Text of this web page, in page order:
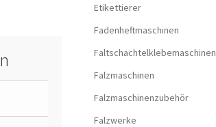
Etikettierer
Fadenheftmaschinen
Faltschachtelklebemaschinen
Falzmaschinen
Falzmaschinenzubehör
Falzwerke